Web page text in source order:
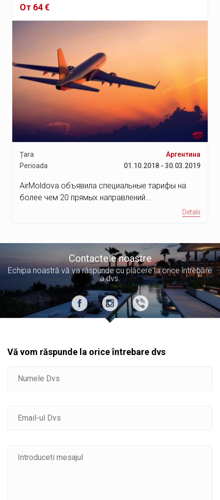
От 64 €
Țara
Аргентина
Perioada
01.10.2018 - 30.03.2019
AirMoldova объявила специальные тарифы на
более чем 20 прямых направлений...
Detalii
Contactele noastre
Echipa noastră vă va răspunde cu plăcere la orice întrebăre
a dvs.
Vă vom răspunde la orice întrebare dvs